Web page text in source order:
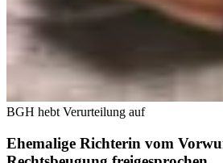
BGH hebt Verurteilung auf
Ehemalige Richterin vom